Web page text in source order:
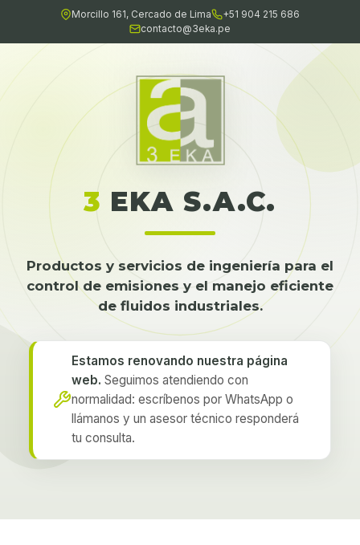
Morcillo 161, Cercado de Lima
+51 904 215 686
contacto@3eka.pe
3 EKA S.A.C.
Productos y servicios de ingeniería para el
control de emisiones y el manejo eficiente
de fluidos industriales.
Estamos renovando nuestra página
web. Seguimos atendiendo con
normalidad: escríbenos por WhatsApp o
llámanos y un asesor técnico responderá
tu consulta.